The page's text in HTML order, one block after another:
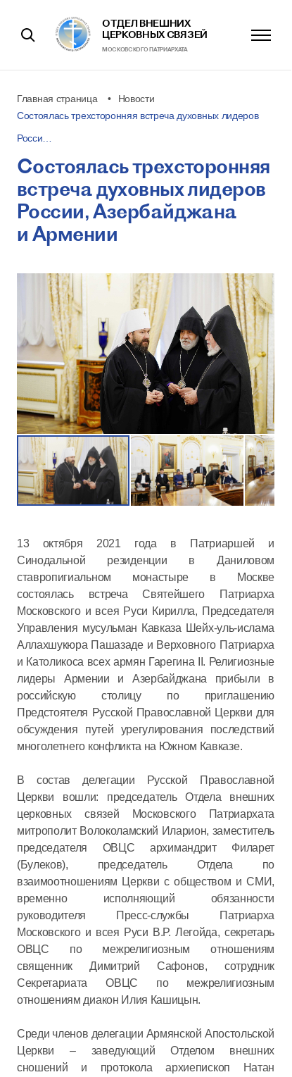
ОТДЕЛ ВНЕШНИХ
ЦЕРКОВНЫХ СВЯЗЕЙ
МОСКОВСКОГО ПАТРИАРХАТА
Главная страница
Новости
Состоялась трехсторонняя встреча духовных лидеров
Росси…
Состоялась трехсторонняя
встреча духовных лидеров
России, Азербайджана
и Армении
13 октября 2021 года в Патриаршей и
Синодальной резиденции в Даниловом
ставропигиальном монастыре в Москве
состоялась встреча Святейшего Патриарха
Московского и всея Руси Кирилла, Председателя
Управления мусульман Кавказа Шейх-уль-ислама
Аллахшукюра Пашазаде и Верховного Патриарха
и Католикоса всех армян Гарегина II. Религиозные
лидеры Армении и Азербайджана прибыли в
российскую столицу по приглашению
Предстоятеля Русской Православной Церкви для
обсуждения путей урегулирования последствий
многолетнего конфликта на Южном Кавказе.
В состав делегации Русской Православной
Церкви вошли: председатель Отдела внешних
церковных связей Московского Патриархата
митрополит Волоколамский Иларион, заместитель
председателя ОВЦС архимандрит Филарет
(Булеков), председатель Отдела по
взаимоотношениям Церкви с обществом и СМИ,
временно исполняющий обязанности
руководителя Пресс-службы Патриарха
Московского и всея Руси В.Р. Легойда, секретарь
ОВЦС по межрелигиозным отношениям
священник Димитрий Сафонов, сотрудник
Секретариата ОВЦС по межрелигиозным
отношениям диакон Илия Кашицын.
Среди членов делегации Армянской Апостольской
Церкви – заведующий Отделом внешних
сношений и протокола архиепископ Натан